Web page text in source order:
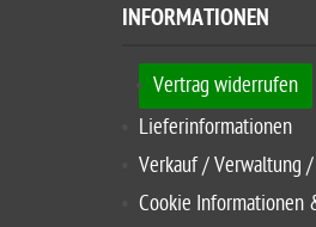
INFORMATIONEN
Vertrag widerrufen
Lieferinformationen
Verkauf / Verwaltung
Cookie Informationen